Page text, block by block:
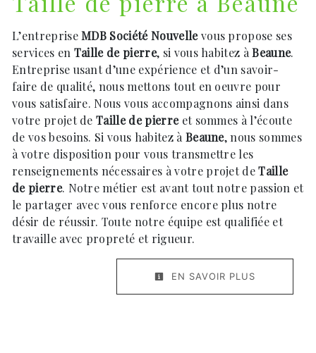
L’entrepriseMDB Société Nouvellevous propose ses
services en Taille de pierre, si vous habitez àBeaune.
Entreprise usant d’une expérience et d’un savoir-
faire de qualité, nous mettons tout en oeuvre pour
vous satisfaire. Nous vous accompagnons ainsi dans
votre projet deTaille de pierreet sommes à l’écoute
de vos besoins. Si vous habitez à Beaune, nous sommes
à votre disposition pour vous transmettre les
renseignements nécessaires à votre projet deTaille
de pierre. Notre métier est avant tout notre passion et
le partager avec vous renforce encore plus notre
désir de réussir. Toute notre équipe est qualifiée et
travaille avec propreté et rigueur.
EN SAVOIR PLUS